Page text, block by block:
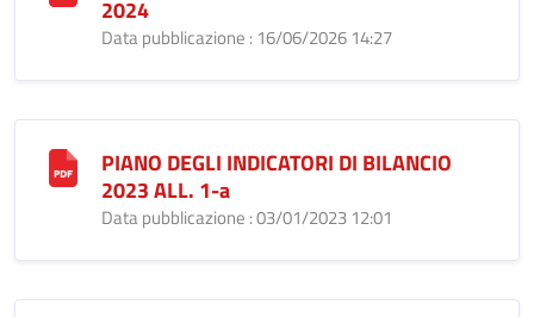
2024
Data pubblicazione : 16/06/2026 14:27
PIANO DEGLI INDICATORI DI BILANCIO
2023 ALL. 1-a
Data pubblicazione : 03/01/2023 12:01